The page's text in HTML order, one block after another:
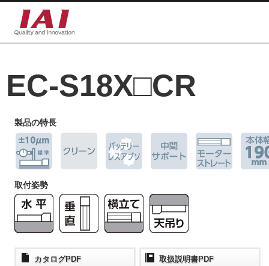
EC-S18X□CR
製品の特長
取付姿勢
カタログPDF 取扱説明書PDF